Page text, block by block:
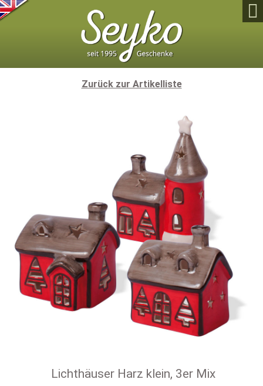

Zurück zur Artikelliste
Lichthäuser Harz klein, 3er Mix